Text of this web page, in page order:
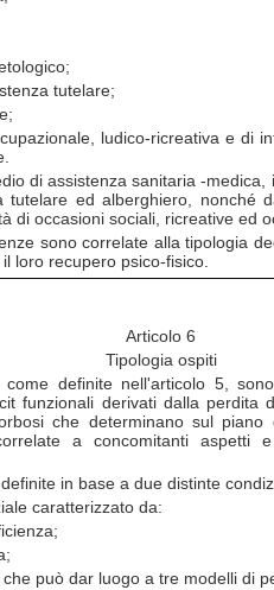
tutelare;
ludico-ricreativa e di
di assistenza sanitaria -
ed alberghiero, nonché
di occasioni sociali, ricreative ed
sono correlate alla tipologia
loro recupero psico-fisico.
Articolo 6
Tipologia ospiti
definite nell'articolo 5,
funzionali derivati dalla perdita
che determinano sul piano
a concomitanti aspetti
in base a due distinte
caratterizzato da:
può dar luogo a tre modelli di